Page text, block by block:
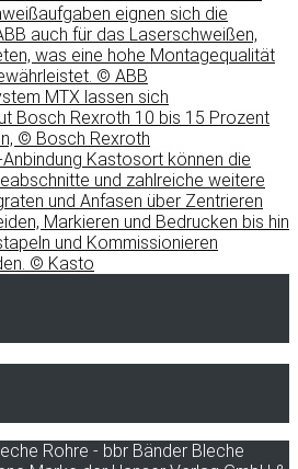
Rohre - bbr Bänder Bleche